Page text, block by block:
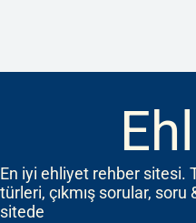
En iyi ehliyet rehber sitesi.
türleri, çıkmış sorular, soru
sitede